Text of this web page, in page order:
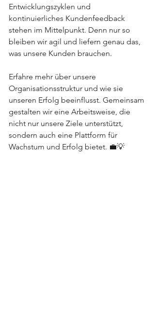
Entwicklungszyklen und
kontinuierliches Kundenfeedback
stehen im Mittelpunkt. Denn nur so
bleiben wir agil und liefern genau das,
was unsere Kunden brauchen.
Erfahre mehr über unsere
Organisationsstruktur und wie sie
unseren Erfolg beeinflusst. Gemeinsam
gestalten wir eine Arbeitsweise, die
nicht nur unsere Ziele unterstützt,
sondern auch eine Plattform für
Wachstum und Erfolg bietet. 💼💡